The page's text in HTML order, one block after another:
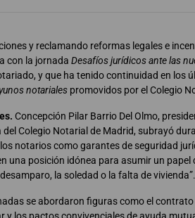
y reclamando reformas legales e
con la jornada Desafíos jurídicos ante las
y que ha tenido continuidad en los
notariales promovidos por el Colegio
Concepción Pilar Barrio Del Olmo,
Colegio Notarial de Madrid, subrayó
notarios como garantes de seguridad
una posición idónea para asumir un
la soledad o la falta de vivienda”.
se abordaron figuras como el contrato